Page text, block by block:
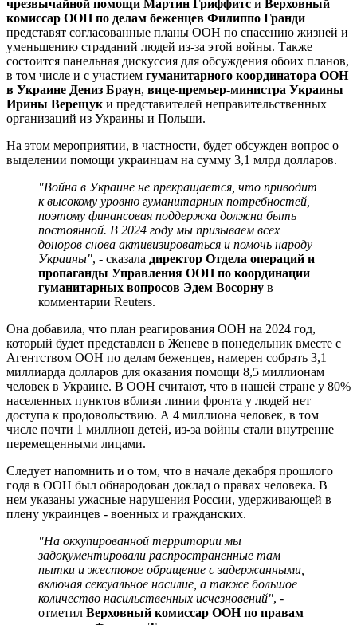
чрезвычайной помощи Мартин Гриффитс и Верховный
комиссар ООН по делам беженцев Филиппо Гранди
представят согласованные планы ООН по спасению жизней и
уменьшению страданий людей из-за этой войны. Также
состоится панельная дискуссия для обсуждения обоих планов,
в том числе и с участием гуманитарного координатора ООН
в Украине Дениз Браун, вице-премьер-министра Украины
Ирины Верещук и представителей неправительственных
организаций из Украины и Польши.
На этом мероприятии, в частности, будет обсужден вопрос о
выделении помощи украинцам на сумму 3,1 млрд долларов.
"Война в Украине не прекращается, что приводит
к высокому уровню гуманитарных потребностей,
поэтому финансовая поддержка должна быть
постоянной. В 2024 году мы призываем всех
доноров снова активизироваться и помочь народу
Украины", - сказала директор Отдела операций и
пропаганды Управления ООН по координации
гуманитарных вопросов Эдем Восорну в
комментарии Reuters.
Она добавила, что план реагирования ООН на 2024 год,
который будет представлен в Женеве в понедельник вместе с
Агентством ООН по делам беженцев, намерен собрать 3,1
миллиарда долларов для оказания помощи 8,5 миллионам
человек в Украине. В ООН считают, что в нашей стране у 80%
населенных пунктов вблизи линии фронта у людей нет
доступа к продовольствию. А 4 миллиона человек, в том
числе почти 1 миллион детей, из-за войны стали внутренне
перемещенными лицами.
Следует напомнить и о том, что в начале декабря прошлого
года в ООН был обнародован доклад о правах человека. В
нем указаны ужасные нарушения России, удерживающей в
плену украинцев - военных и гражданских.
"На оккупированной территории мы
задокументировали распространенные там
пытки и жестокое обращение с задержанными,
включая сексуальное насилие, а также большое
количество насильственных исчезновений", -
отметил Верховный комиссар ООН по правам